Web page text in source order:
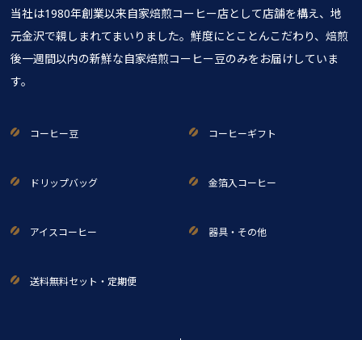
当社は1980年創業以来自家焙煎コーヒー店として店舗を構え、地
元金沢で親しまれてまいりました。鮮度にとことんこだわり、焙煎
後一週間以内の新鮮な自家焙煎コーヒー豆のみをお届けしていま
す。
コーヒー豆 コーヒーギフト
ドリップバッグ 金箔入コーヒー
アイスコーヒー 器具・その他
送料無料セット・定期便